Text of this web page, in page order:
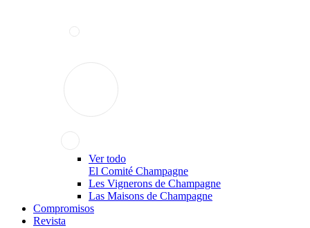
Ver todo
El Comité Champagne
Les Vignerons de Champagne
Las Maisons de Champagne
Compromisos
Revista